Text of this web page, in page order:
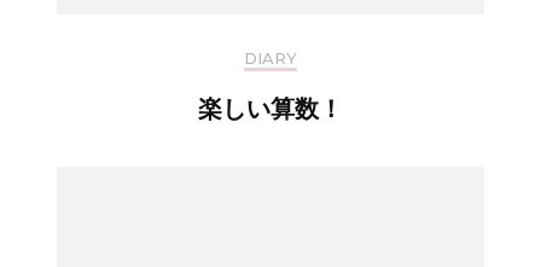
DIARY
楽しい算数！